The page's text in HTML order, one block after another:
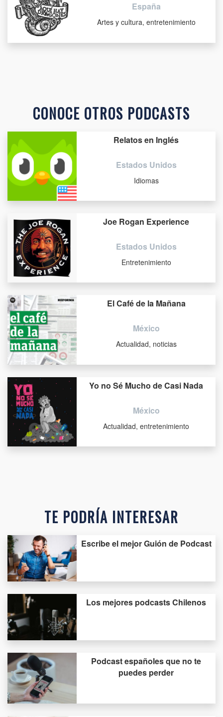
España
Artes y cultura, entretenimiento
CONOCE OTROS PODCASTS
Relatos en Inglés
Estados Unidos
Idiomas
Joe Rogan Experience
Estados Unidos
Entretenimiento
El Café de la Mañana
México
Actualidad, noticias
Yo no Sé Mucho de Casi Nada
México
Actualidad, entretenimiento
TE PODRÍA INTERESAR
Escribe el mejor Guión de Podcast
Los mejores podcasts Chilenos
Podcast españoles que no te
puedes perder